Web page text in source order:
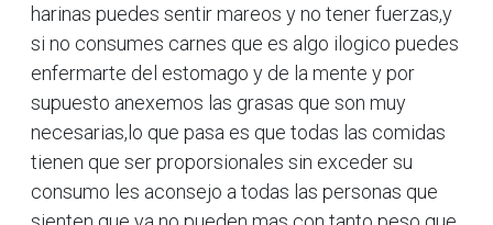
harinas puedes sentir mareos y no tener fuerzas,y
si no consumes carnes que es algo ilogico puedes
enfermarte del estomago y de la mente y por
supuesto anexemos las grasas que son muy
necesarias,lo que pasa es que todas las comidas
tienen que ser proporsionales sin exceder su
consumo les aconsejo a todas las personas que